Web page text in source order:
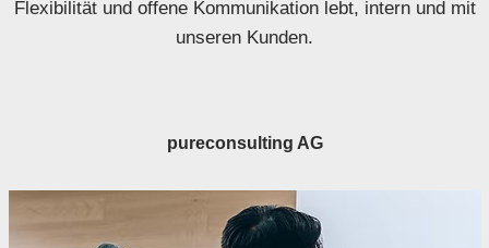
Flexibilität und offene Kommunikation lebt, intern und mit
unseren Kunden.
pureconsulting AG